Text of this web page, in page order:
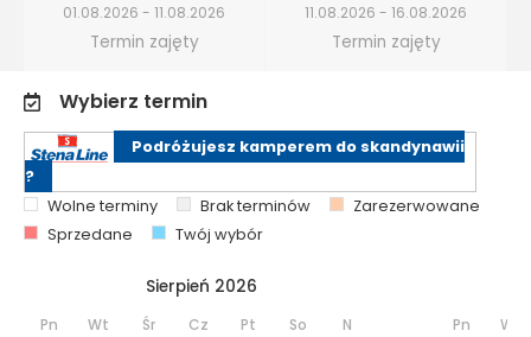
01.08.2026 - 11.08.2026
Termin zajęty
11.08.2026 - 16.08.2026
Termin zajęty
Wybierz termin
Podróżujesz kamperem do skandynawii
?
Wolne terminy
Brak terminów
Zarezerwowane
Sprzedane
Twój wybór
Sierpień 2026
Pn Wt Śr Cz Pt So N Pn Wt